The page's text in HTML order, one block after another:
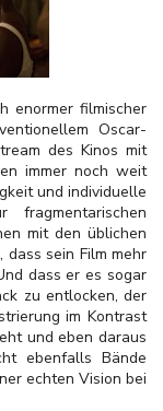
enormer filmischer
Oscar-
des Kinos mit
immer noch weit
und individuelle
mit den üblichen
sein Film mehr
dass er es sogar
zu entlocken, der
im Kontrast
und eben daraus
ebenfalls Bände
echten Vision bei